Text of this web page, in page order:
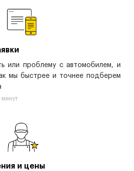
или проблему с автомобилем, и
мы быстрее и точнее подберем
минут
и цены